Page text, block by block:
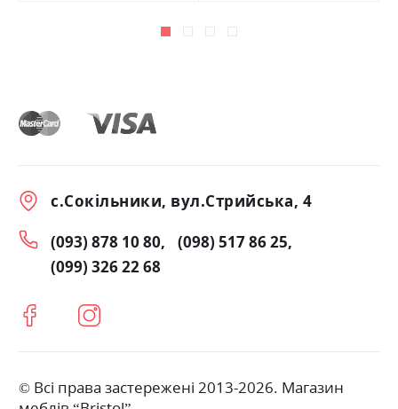
с.Сокільники, вул.Стрийська, 4
(093) 878 10 80
(098) 517 86 25
(099) 326 22 68
© Всі права застережені 2013-2026. Магазин